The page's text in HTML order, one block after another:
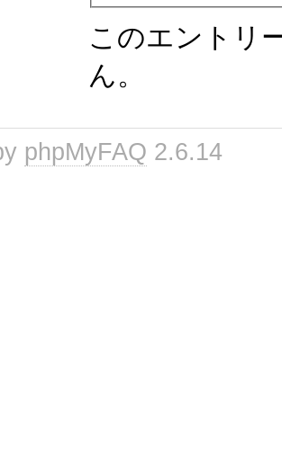
このエントリ
ん。
phpMyFAQ 2.6.14